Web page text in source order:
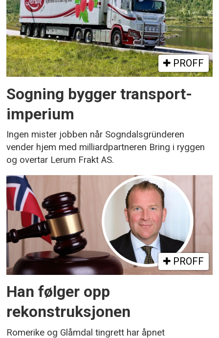
PROFF
Sogning bygger transport­
imperium
Ingen mister jobben når Sogndals­gründeren
vender hjem med milliardpartneren Bring i ryggen
og overtar Lerum Frakt AS.
PROFF
Han følger opp
rekonstruksjonen
Romerike og Glåmdal tingrett har åpnet